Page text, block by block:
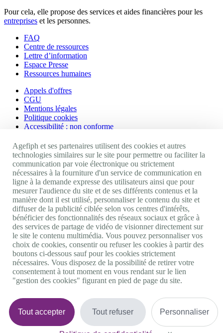
Pour cela, elle propose des services et aides financières pour les
entreprises et les personnes.
FAQ
Centre de ressources
Lettre d’information
Espace Presse
Ressources humaines
Appels d'offres
CGU
Mentions légales
Politique cookies
Accessibilité : non conforme
Nos autres sites
Site portail Agefiph
Activateur de progrès
Handinnov
Innovation et recherche
Université du RRH
Service AppuiPro
Nous suivre
Youtube
Linkedin
Facebook
Twitter
0 800 11 10 09Services & appel gratuitsDe 9h à 18h.
Nous contacter
Plateforme de mise en contact LSF
Agefiph et ses partenaires utilisent des cookies et autres
technologies similaires sur le site pour permettre ou faciliter la
communication par voie électronique ou strictement
nécessaires à la fourniture d'un service de communication en
ligne à la demande expresse des utilisateurs ainsi que pour
mesurer l'audience du site et de ses différents contenus et la
manière dont il est utilisé, personnaliser le contenu du site et
diffuser de la publicité ciblée selon vos centres d'intérêts,
bénéficier des fonctionnalités des réseaux sociaux et grâce à
des services de partage de vidéo de visionner directement sur
le site le contenu multimédia. Vous pouvez personnaliser vos
choix de cookies, consentir ou refuser les cookies à partir des
boutons ci-dessous sauf pour les cookies strictement
nécessaires. Vous disposez de la possibilité de retirer votre
consentement à tout moment en vous rendant sur le lien
"gestion des cookies" figurant en pied de page du site.
Tout accepter Tout refuser Personnaliser